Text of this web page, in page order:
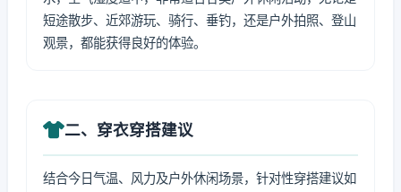
短途散步、近郊游玩、骑行、垂钓，还是户外拍照、登山
观景，都能获得良好的体验。
二、穿衣穿搭建议
结合今日气温、风力及户外休闲场景，针对性穿搭建议如